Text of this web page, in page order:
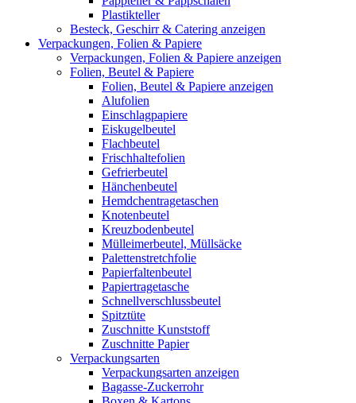
Plastikteller
Besteck, Geschirr & Catering anzeigen
Verpackungen, Folien & Papiere
Verpackungen, Folien & Papiere anzeigen
Folien, Beutel & Papiere
Folien, Beutel & Papiere anzeigen
Alufolien
Einschlagpapiere
Eiskugelbeutel
Flachbeutel
Frischhaltefolien
Gefrierbeutel
Hänchenbeutel
Hemdchentragetaschen
Knotenbeutel
Kreuzbodenbeutel
Mülleimerbeutel, Müllsäcke
Palettenstretchfolie
Papierfaltenbeutel
Papiertragetasche
Schnellverschlussbeutel
Spitztüte
Zuschnitte Kunststoff
Zuschnitte Papier
Verpackungsarten
Verpackungsarten anzeigen
Bagasse-Zuckerrohr